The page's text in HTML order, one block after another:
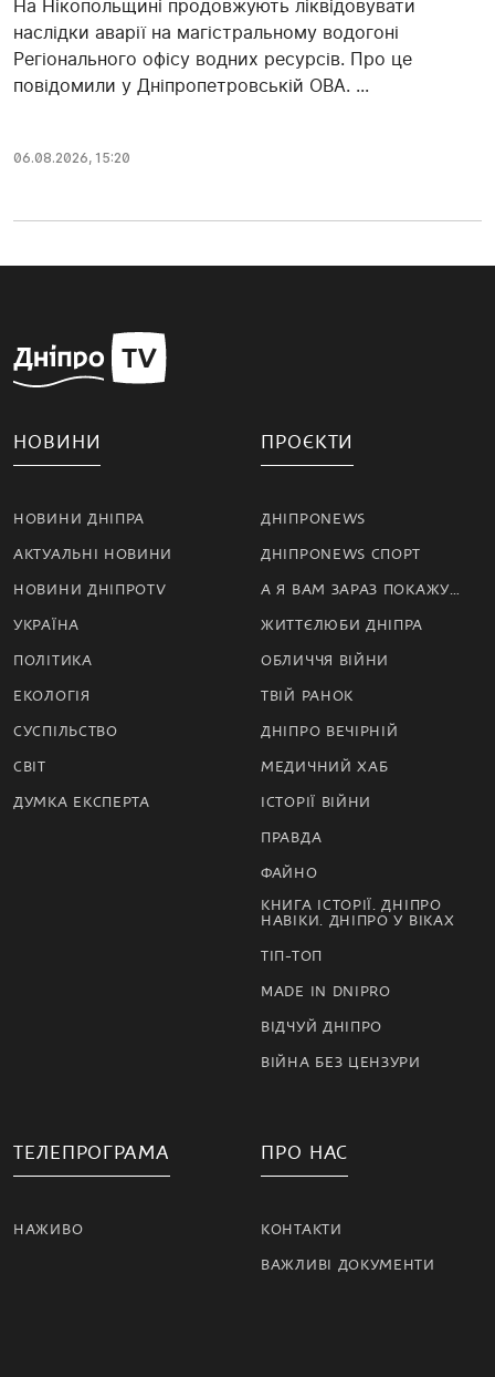
На Нікопольщині продовжують ліквідовувати
наслідки аварії на магістральному водогоні
Регіонального офісу водних ресурсів. Про це
повідомили у Дніпропетровській ОВА. ...
06.08.2026, 15:20
НОВИНИ
НОВИНИ ДНІПРА
АКТУАЛЬНІ НОВИНИ
НОВИНИ ДНІПРОTV
УКРАЇНА
ПОЛІТИКА
ЕКОЛОГІЯ
СУСПІЛЬСТВО
СВІТ
ДУМКА ЕКСПЕРТА
ПРОЄКТИ
ДНІПРОNEWS
ДНІПРОNEWS СПОРТ
А Я ВАМ ЗАРАЗ ПОКАЖУ…
ЖИТТЄЛЮБИ ДНІПРА
ОБЛИЧЧЯ ВІЙНИ
ТВІЙ РАНОК
ДНІПРО ВЕЧІРНІЙ
МЕДИЧНИЙ ХАБ
ІСТОРІЇ ВІЙНИ
ПРАВДА
ФАЙНО
КНИГА ІСТОРІЇ. ДНІПРО
НАВІКИ. ДНІПРО У ВІКАХ
ТІП-ТОП
MADE IN DNIPRO
ВІДЧУЙ ДНІПРО
ВІЙНА БЕЗ ЦЕНЗУРИ
ТЕЛЕПРОГРАМА
НАЖИВО
ПРО НАС
КОНТАКТИ
ВАЖЛИВІ ДОКУМЕНТИ